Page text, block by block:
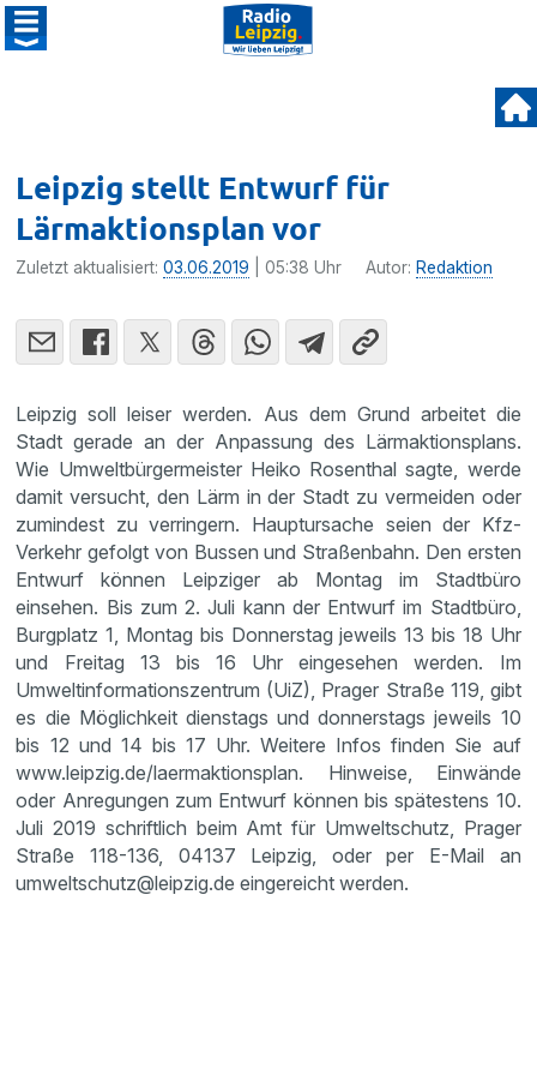
Leipzig stellt Entwurf für
Lärmaktionsplan vor
Zuletzt aktualisiert:03.06.2019 | 05:38 Uhr Autor: Redaktion
Leipzig soll leiser werden. Aus dem Grund arbeitet die
Stadt gerade an der Anpassung des Lärmaktionsplans.
Wie Umweltbürgermeister Heiko Rosenthal sagte, werde
damit versucht, den Lärm in der Stadt zu vermeiden oder
zumindest zu verringern. Hauptursache seien der Kfz-
Verkehr gefolgt von Bussen und Straßenbahn. Den ersten
Entwurf können Leipziger ab Montag im Stadtbüro
einsehen. Bis zum 2. Juli kann der Entwurf im Stadtbüro,
Burgplatz 1, Montag bis Donnerstag jeweils 13 bis 18 Uhr
und Freitag 13 bis 16 Uhr eingesehen werden. Im
Umweltinformationszentrum (UiZ), Prager Straße 119, gibt
es die Möglichkeit dienstags und donnerstags jeweils 10
bis 12 und 14 bis 17 Uhr. Weitere Infos finden Sie auf
www.leipzig.de/laermaktionsplan. Hinweise, Einwände
oder Anregungen zum Entwurf können bis spätestens 10.
Juli 2019 schriftlich beim Amt für Umweltschutz, Prager
Straße 118-136, 04137 Leipzig, oder per E-Mail an
umweltschutz@leipzig.de eingereicht werden.